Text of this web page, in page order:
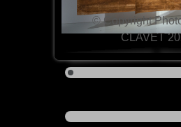
© Copyright
CLAVET